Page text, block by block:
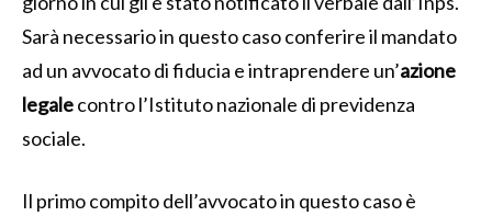
Sarà necessario in questo caso conferire il mandato
ad un avvocato di fiducia e intraprendere un’azione
legalecontro l’Istituto nazionale di previdenza
sociale.
Il primo compito dell’avvocato in questo caso è